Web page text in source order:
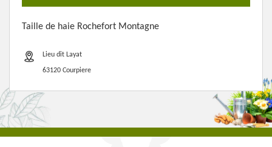
Taille de haie Rochefort Montagne
Lieu dit Layat
63120 Courpiere